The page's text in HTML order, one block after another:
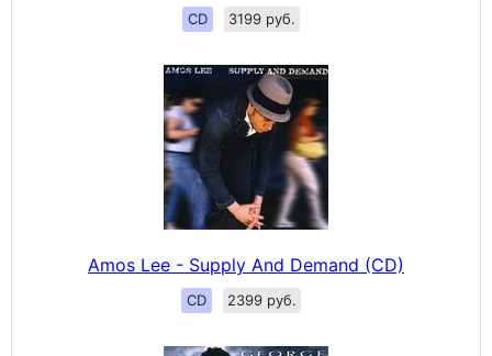
CD 3199 руб.
Amos Lee - Supply And Demand (CD)
CD 2399 руб.